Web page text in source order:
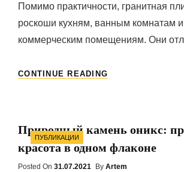
Помимо практичности, гранитная
роскоши кухням, ванным комнатам
коммерческим помещениям. Они
CONTINUE READING
Categories
ПУБЛИКАЦИИ
Природный камень оникс:
красота в одном флаконе
Posted On Posted
31.07.2021 By Artem